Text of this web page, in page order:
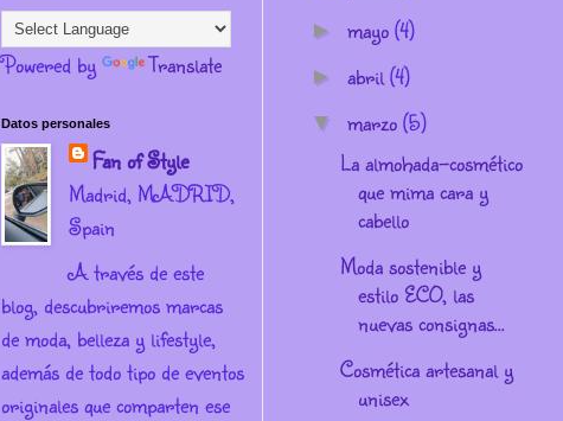
Powered by Translate
Datos personales
Fan of Style
Madrid, MADRID,
Spain
A través de este
blog, descubriremos marcas
de moda, belleza y lifestyle,
además de todo tipo de eventos
originales que comparten ese
► mayo(4)
► abril(4)
▼ marzo(5)
La almohada-cosmético
que mima cara y
cabello
Moda sostenible y
estilo ECO, las
nuevas consignas...
Cosmética artesanal y
unisex